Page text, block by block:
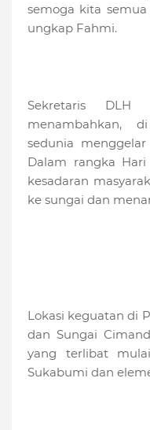
semoga kita
ungkap Fahmi.
Sekretaris DLH
menambahkan,
sedunia
Dalam rangka
kesadaran
ke sungai dan
Lokasi keguatan di
dan Sungai
yang terlibat
Sukabumi dan